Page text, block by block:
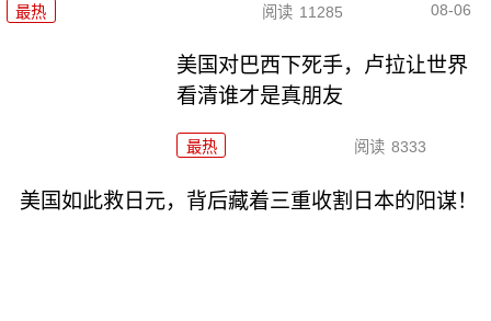
最热 阅读 11285 08-06
美国对巴西下死手，卢拉让世界
看清谁才是真朋友
最热 阅读 8333
美国如此救日元，背后藏着三重收割日本的阳谋！